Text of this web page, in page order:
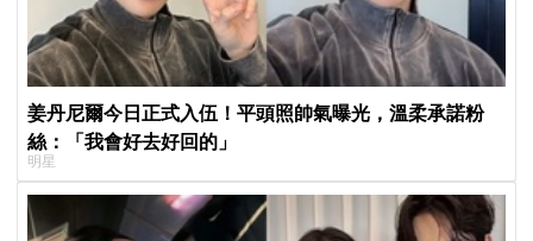
姜丹尼爾今日正式入伍！平頭照帥氣曝光，溫柔承諾粉
絲：「我會好去好回的」
明星